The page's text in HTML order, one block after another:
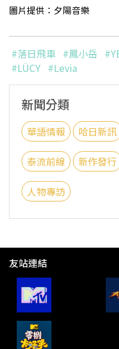
圖片提供：夕陽音樂
#落日飛車 #鳳小岳
#LÜCY #Levia
新聞分類
華語情報 哈日新訊
泰流前線 新作發行
人物專訪
友站連結